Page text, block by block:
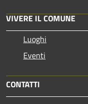
VIVERE IL COMUNE
Luoghi
Eventi
CONTATTI